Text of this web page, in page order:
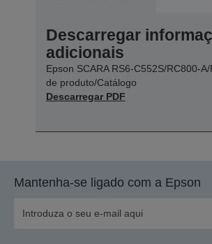
Descarregar
adicionais
Epson SCARA RS6-C552S/RC800-
de produto/Catálogo
Descarregar PDF
Mantenha-se ligado com a Epson